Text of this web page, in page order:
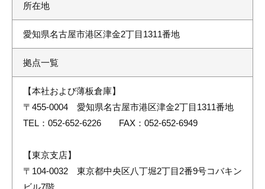
所在地
愛知県名古屋市港区津金2丁目1311番地
拠点一覧
【本社および薄板倉庫】
〒455-0004 愛知県名古屋市港区津金2丁目1311番地
TEL：052-652-6226 FAX：052-652-6949
【東京支店】
〒104-0032 東京都中央区八丁堀2丁目2番9号コバキン
ビル7階